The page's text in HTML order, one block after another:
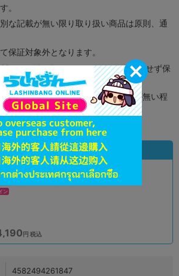
。
な記載が無い限り取り扱い商品は原則、通
保証対象外となります。
カードなどのメモリーカードは付属せず保
面のキズに関しまして再生に支障が無い程
ございます。
チラ
状態違いの同一商品
A
ン
円 税込
4582494261847